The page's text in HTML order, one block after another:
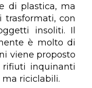
di plastica, ma
trasformati, con
insoliti. Il
è molto di
viene proposto
inquinanti
riciclabili.